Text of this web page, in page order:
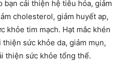
bạn cải thiện hệ tiêu hóa, giảm
cholesterol, giảm huyết ap,
khỏe tim mạch. Hạt mắc khén
sức khỏe da, giảm mụn,
thiện sức khỏe tổng thể.